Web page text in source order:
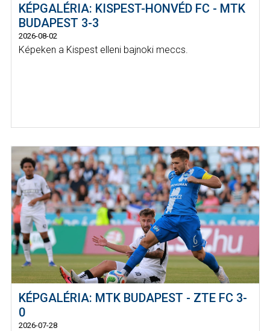
KÉPGALÉRIA: KISPEST-HONVÉD FC - MTK
BUDAPEST 3-3
2026-08-02
Képeken a Kispest elleni bajnoki meccs.
KÉPGALÉRIA: MTK BUDAPEST - ZTE FC 3-
0
2026-07-28